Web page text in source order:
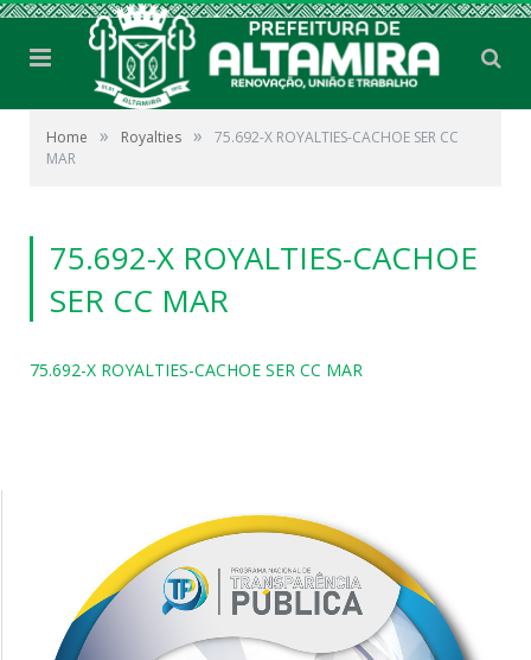
Home » Royalties »
75.692-X ROYALTIES-CACHOE SER CC
MAR
75.692-X ROYALTIES-CACHOE
SER CC MAR
75.692-X ROYALTIES-CACHOE SER CC MAR